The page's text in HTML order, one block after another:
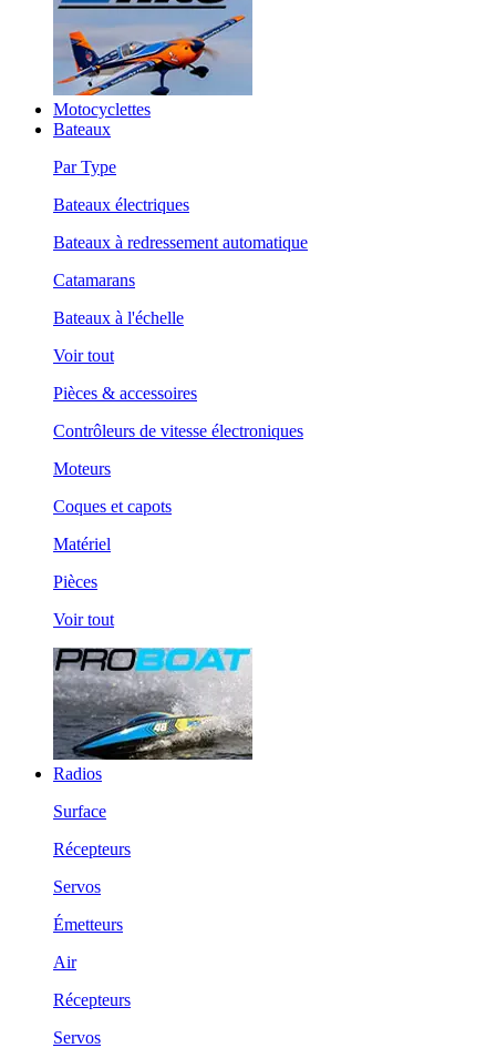
Motocyclettes
Bateaux
Par Type
Bateaux électriques
Bateaux à redressement automatique
Catamarans
Bateaux à l'échelle
Voir tout
Pièces & accessoires
Contrôleurs de vitesse électroniques
Moteurs
Coques et capots
Matériel
Pièces
Voir tout
Radios
Surface
Récepteurs
Servos
Émetteurs
Air
Récepteurs
Servos